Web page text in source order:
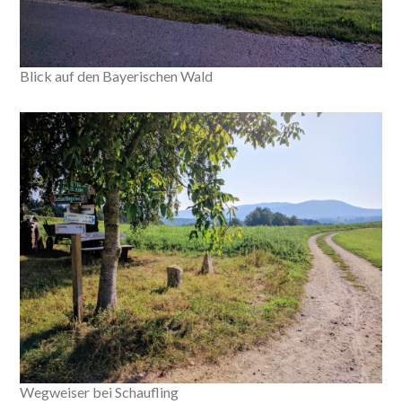
Blick auf den Bayerischen Wald
Wegweiser bei Schaufling